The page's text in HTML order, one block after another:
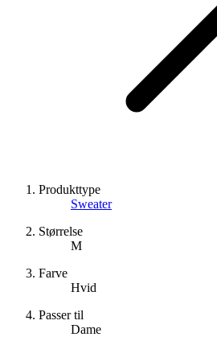
Produkttype
Sweater
Størrelse
M
Farve
Hvid
Passer til
Dame